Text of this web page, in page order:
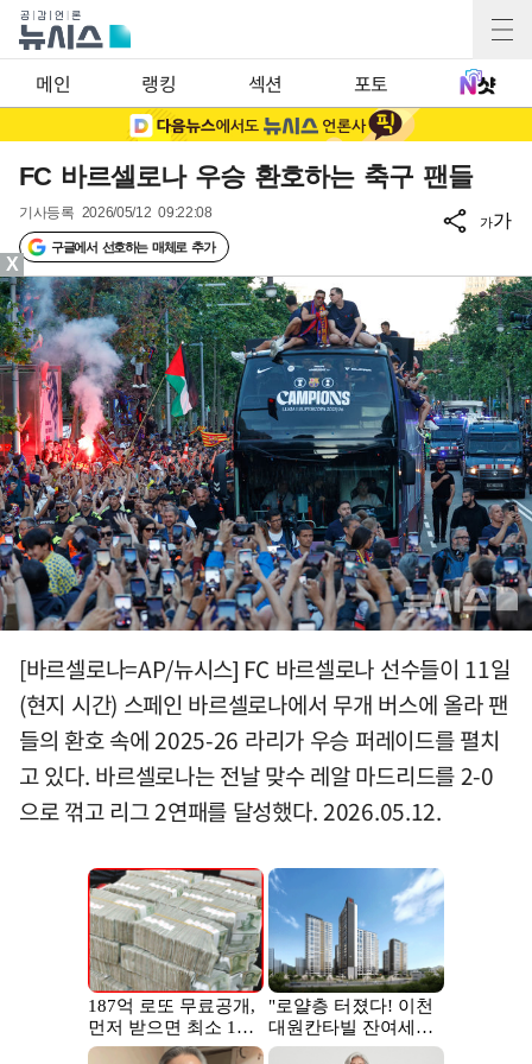
메인 랭킹 섹션 포토
FC 바르셀로나 우승 환호하는 축구 팬들
기사등록 2026/05/12 09:22:08
구글에서 선호하는 매체로 추가
가가
[바르셀로나=AP/뉴시스] FC 바르셀로나 선수들이 11일
(현지 시간) 스페인 바르셀로나에서 무개 버스에 올라 팬
들의 환호 속에 2025-26 라리가 우승 퍼레이드를 펼치
고 있다. 바르셀로나는 전날 맞수 레알 마드리드를 2-0
으로 꺾고 리그 2연패를 달성했다. 2026.05.12.
X